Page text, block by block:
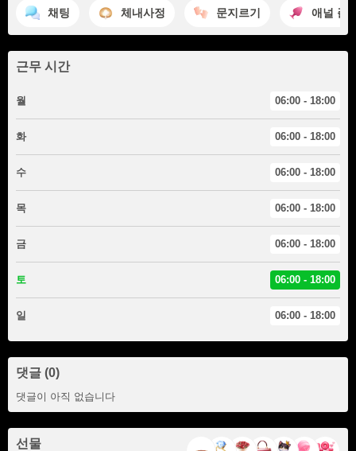
채팅 체내사정 문지르기 애널 플
근무 시간
월 06:00 - 18:00
화 06:00 - 18:00
수 06:00 - 18:00
목 06:00 - 18:00
금 06:00 - 18:00
토 06:00 - 18:00
일 06:00 - 18:00
댓글 (0)
댓글이 아직 없습니다
선물